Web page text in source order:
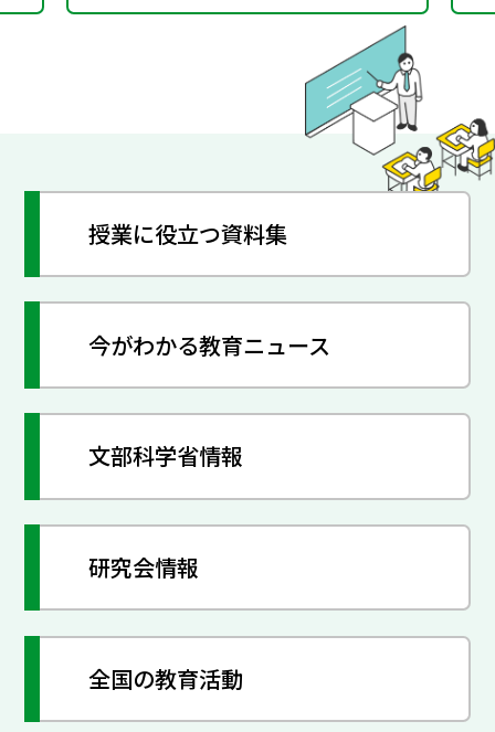
授業に役立つ資料集
今がわかる教育ニュース
文部科学省情報
研究会情報
全国の教育活動